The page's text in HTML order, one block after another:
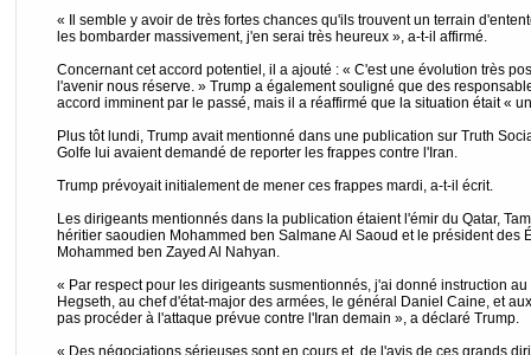
« Il semble y avoir de très fortes chances qu'ils trouvent un terrain
les bombarder massivement, j'en serai très heureux », a-t-il affirmé.
Concernant cet accord potentiel, il a ajouté : « C'est une évolution très
l'avenir nous réserve. » Trump a également souligné que des
accord imminent par le passé, mais il a réaffirmé que la situation était «
Plus tôt lundi, Trump avait mentionné dans une publication sur Truth
Golfe lui avaient demandé de reporter les frappes contre l'Iran.
Trump prévoyait initialement de mener ces frappes mardi, a-t-il écrit.
Les dirigeants mentionnés dans la publication étaient l'émir du Qatar,
héritier saoudien Mohammed ben Salmane Al Saoud et le président des
Mohammed ben Zayed Al Nahyan.
« Par respect pour les dirigeants susmentionnés, j'ai donné instruction
Hegseth, au chef d'état-major des armées, le général Daniel Caine, et
pas procéder à l'attaque prévue contre l'Iran demain », a déclaré Trump.
« Des négociations sérieuses sont en cours et, de l'avis de ces grands